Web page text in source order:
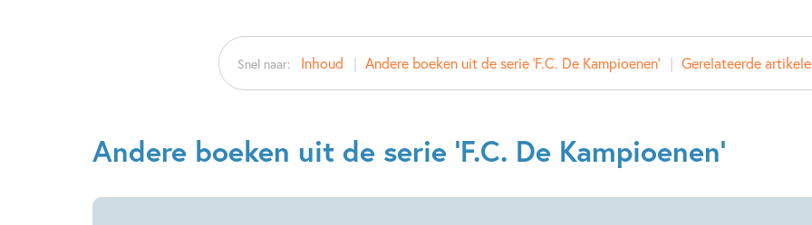
NUR:
287
Type:
Auteur(s):
Hec
Aantal pagina's:
Snel naar: Inhoud Andere boeken uit de serie 'F.C. De Kampioenen' Gerelateerde
Andere boeken uit de serie 'F.C. De Kampioenen'